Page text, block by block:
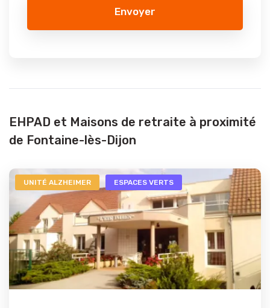
Envoyer
EHPAD et Maisons de retraite à proximité
de Fontaine-lès-Dijon
UNITÉ ALZHEIMER ESPACES VERTS